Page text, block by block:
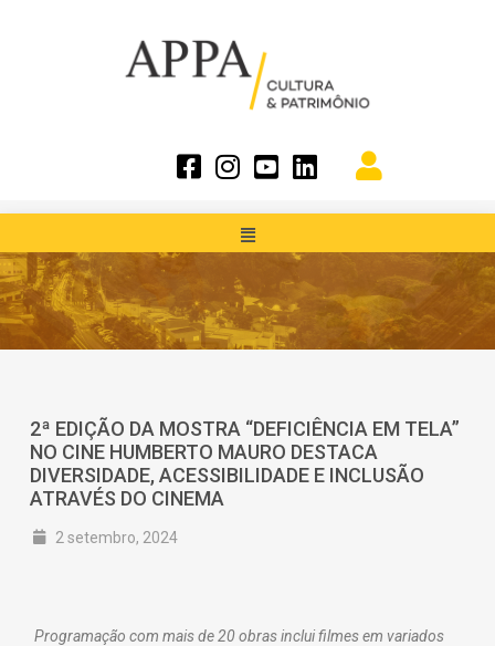
2ª EDIÇÃO DA MOSTRA “DEFICIÊNCIA EM TELA”
NO CINE HUMBERTO MAURO DESTACA
DIVERSIDADE, ACESSIBILIDADE E INCLUSÃO
ATRAVÉS DO CINEMA
2 setembro, 2024
Programação com mais de 20 obras inclui filmes em variados